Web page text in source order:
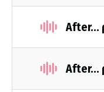
After...
After...